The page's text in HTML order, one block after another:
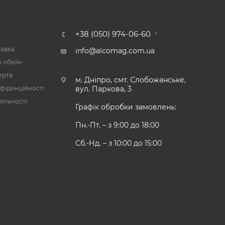
обмін
+38 (050) 974-06-60
info@alcomag.com.ua
м. Дніпро, смт. Слобожанське,
вул. Паркова, 3
Графік обробки замовлень:
Пн.-Пт. – з 9:00 до 18:00
Сб.-Нд. – з 10:00 до 15:00